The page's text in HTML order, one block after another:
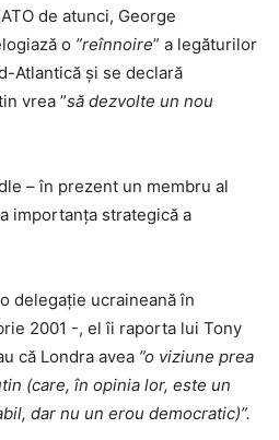
de atunci, George
o ”reînnoire” a legăturilor
Atlantică şi se declară
vrea ”să dezvolte un nou
– în prezent un membru al
importanţa strategică a
delegaţie ucraineană în
2001 -, el îi raporta lui Tony
că Londra avea ”o viziune prea
(care, în opinia lor, este un
dar nu un erou democratic)”.